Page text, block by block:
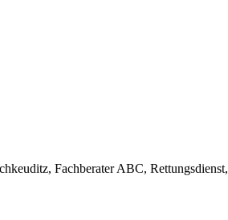
Fachberater ABC, Rettungsdienst,